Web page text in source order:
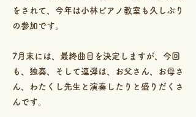
をされて、今年は小林ピアノ教室も久しぶり
の参加です。
7月末には、最終曲目を決定しますが、今回
も、独奏、そして連弾は、お父さん、お母さ
ん、わたくし先生と演奏したりと盛りだくさ
んです。